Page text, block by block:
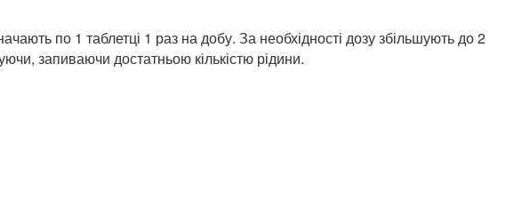
по 1 таблетці 1 раз на добу. За необхідності дозу збільшують до 2
запиваючи достатньою кількістю рідини.